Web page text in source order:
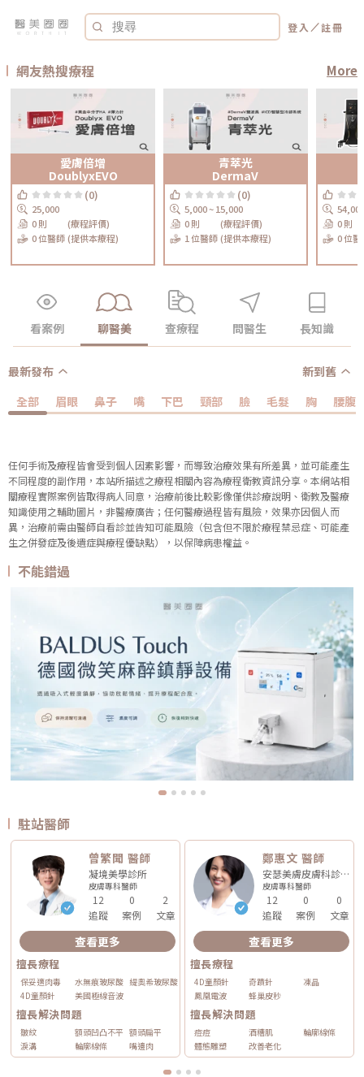
登入 ／註冊
網友熱搜療程 More
愛膚倍增
DoublyxEVO
(0)
25,000
0 則
(療程評價)
0 位醫師 (提供本療程)
青萃光
DermaV
(0)
5,000 ~ 15,000
0 則
(療程評價)
1 位醫師(提供本療程)
54,000
0 則
0 位醫
看案例 聊醫美 查療程 問醫生 長知識
最新發布
新到舊
全部
眉眼 鼻子 嘴 下巴 頸部 臉 毛髮 胸 腰腹
任何手術及療程皆會受到個人因素影響，而導致治療效果有所差異，並可能產生
不同程度的副作用，本站所描述之療程相關內容為療程衛教資訊分享。本網站相
關療程實際案例皆取得病人同意，治療前後比較影像僅供診療說明、衛教及醫療
知識使用之輔助圖片，非醫療廣告；任何醫療過程皆有風險，效果亦因個人而
異，治療前需由醫師自看診並告知可能風險（包含但不限於療程禁忌症、可能產
生之併發症及後遺症與療程優缺點），以保障病患權益。
不能錯過
駐站醫師
曾繁聞 醫師
凝境美學診所
皮膚專科醫師
12
追蹤
0
案例
2
文章
查看更多
擅長療程
保妥適肉毒 水無痕玻尿酸 緹奧希玻尿酸
4D童顏針
美國極線音波
擅長解決問題
皺紋 額頭凹凸不平 額頭扁平
淚溝
輪廓線條 嘴邊肉
鄭惠文 醫師
安瑟美膚皮膚科診所
皮膚專科醫師
12
追蹤
0
案例
0
文章
查看更多
擅長療程
4D童顏針 奇蹟針
凍晶
鳳凰電波
蜂巢皮秒
擅長解決問題
痘痘 酒糟肌
輪廓線條
體態雕塑
改善老化